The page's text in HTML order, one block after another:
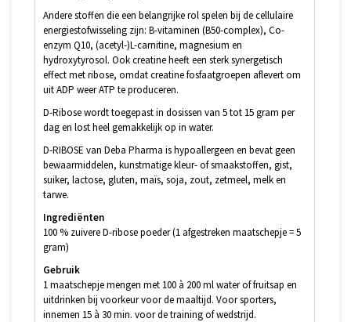
Andere stoffen die een belangrijke rol spelen bij de cellulaire
energiestofwisseling zijn: B-vitaminen (B50-complex), Co-
enzym Q10, (acetyl-)L-carnitine, magnesium en
hydroxytyrosol. Ook creatine heeft een sterk synergetisch
effect met ribose, omdat creatine fosfaatgroepen aflevert om
uit ADP weer ATP te produceren.
D-Ribose wordt toegepast in dosissen van 5 tot 15 gram per
dag en lost heel gemakkelijk op in water.
D-RIBOSE van Deba Pharma is hypoallergeen en bevat geen
bewaarmiddelen, kunstmatige kleur- of smaakstoffen, gist,
suiker, lactose, gluten, maïs, soja, zout, zetmeel, melk en
tarwe.
Ingrediënten
100 % zuivere D-ribose poeder (1 afgestreken maatschepje = 5
gram)
Gebruik
1 maatschepje mengen met 100 à 200 ml water of fruitsap en
uitdrinken bij voorkeur voor de maaltijd. Voor sporters,
innemen 15 à 30 min. voor de training of wedstrijd.